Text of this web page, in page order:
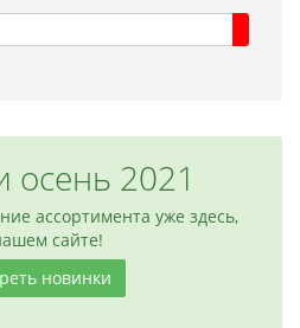
осень 2021
ассортимента уже здесь,
сайте!
новинки